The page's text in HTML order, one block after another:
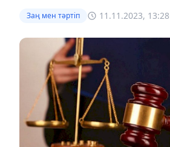
Заң мен тəртіп 11.11.2023, 13:28